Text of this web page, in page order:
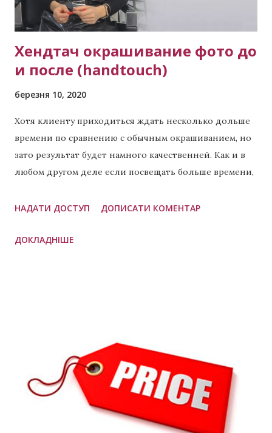
Хендтач окрашивание фото до
и после (handtouch)
березня 10, 2020
Хотя клиенту приходиться ждать несколько дольше
времени по сравнению с обычным окрашиванием, но
зато результат будет намного качественней. Как и в
любом другом деле если посвещать больше времени,
Это техника окрашивания при которой в разных
(пример чистого балаяжа ) и эйртач. Часто это 60/40,
техник одна из которых как раз эйртач. Что такое
обратный хендтач? Так же если очень кратко и
понятно, то это когда из однотонного блонда
делают рельефное окрашивание . Звоните сейчас
Мастер Виктория тел: (активная ссылка) тел +380 99
423 8294 тел +380 98 398 5891 Примеры других
НАДАТИ ДОСТУП ДОПИСАТИ КОМЕНТАР
ДОКЛАДНІШЕ